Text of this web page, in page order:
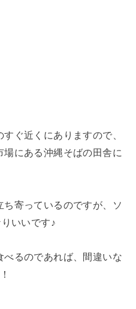
ぐ近くにありますので、
にある沖縄そばの田舎に
寄っているのですが、ソ
いいです♪
べるのであれば、間違いな